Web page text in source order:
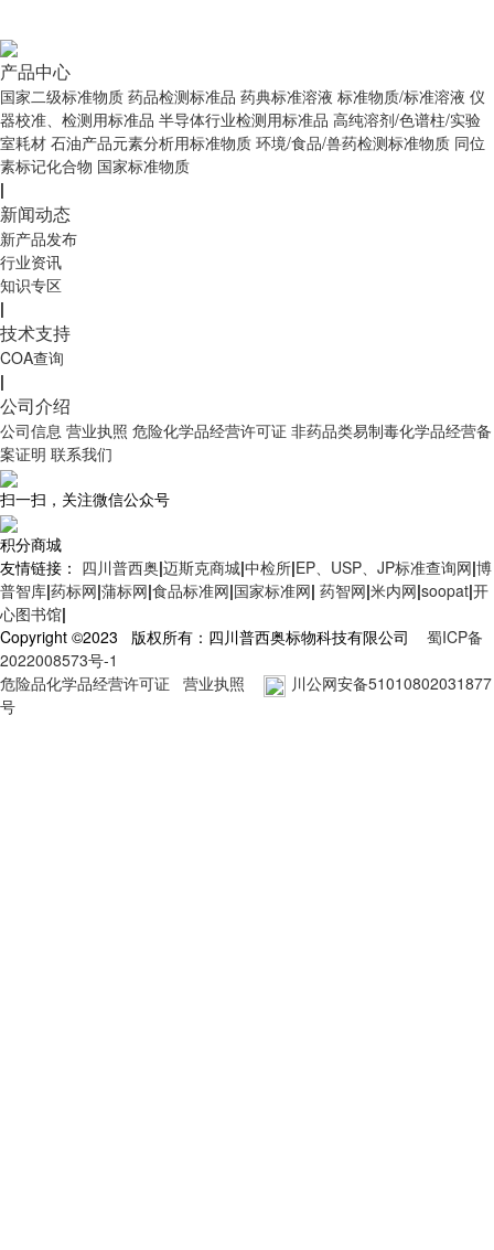
产品中心
国家二级标准物质 药品检测标准品 药典标准溶液 标准物质/标准溶液 仪
器校准、检测用标准品 半导体行业检测用标准品 高纯溶剂/色谱柱/实验
室耗材 石油产品元素分析用标准物质 环境/食品/兽药检测标准物质 同位
素标记化合物 国家标准物质
|
新闻动态
新产品发布
行业资讯
知识专区
|
技术支持
COA查询
|
公司介绍
公司信息 营业执照 危险化学品经营许可证 非药品类易制毒化学品经营备
案证明 联系我们
扫一扫，关注微信公众号
积分商城
友情链接： 四川普西奥|迈斯克商城|中检所|EP、USP、JP标准查询网|博
普智库|药标网|蒲标网|食品标准网|国家标准网| 药智网|米内网|soopat|开
心图书馆|
Copyright ©2023 版权所有：四川普西奥标物科技有限公司 蜀ICP备
2022008573号-1
危险品化学品经营许可证
营业执照
川公网安备51010802031877
号